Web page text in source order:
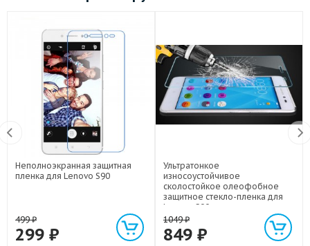
Неполноэкранная защитная
пленка для Lenovo S90
499₽
299 ₽
Ультратонкое
износоустойчивое
сколостойкое олеофобное
защитное стекло-пленка для
Lenovo S90
1049₽
849 ₽